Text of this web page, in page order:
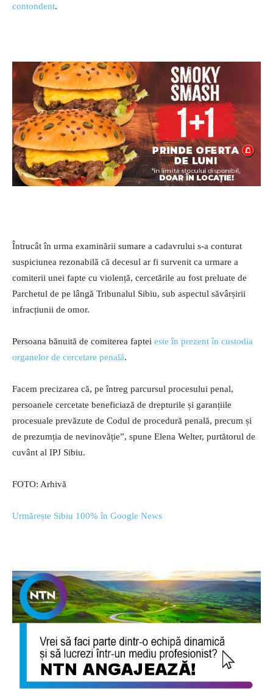
contondent.
Întrucât în urma examinării sumare a cadavrului s-a conturat
suspiciunea rezonabilă că decesul ar fi survenit ca urmare a
comiterii unei fapte cu violență, cercetările au fost preluate de
Parchetul de pe lângă Tribunalul Sibiu, sub aspectul săvârșirii
infracțiunii de omor.
Persoana bănuită de comiterea faptei este în prezent în custodia
organelor de cercetare penală.
Facem precizarea că, pe întreg parcursul procesului penal,
persoanele cercetate beneficiază de drepturile și garanțiile
procesuale prevăzute de Codul de procedură penală, precum și
de prezumția de nevinovăție”, spune Elena Welter, purtătorul de
cuvânt al IPJ Sibiu.
FOTO: Arhivă
Urmărește Sibiu 100% în Google News